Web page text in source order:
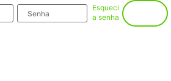
Esqueci
a senha